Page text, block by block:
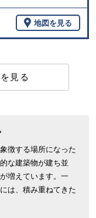
地図を見る
見る
徴する場所になった
な建築物が建ち並
増えています。一
は、積み重ねてきた